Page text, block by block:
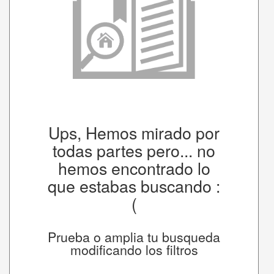
Ups, Hemos mirado por
todas partes pero... no
hemos encontrado lo
que estabas buscando :
(
Prueba o amplia tu busqueda
modificando los filtros